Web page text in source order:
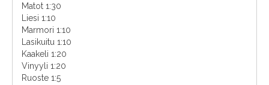
Matot 1:30
Liesi 1:10
Marmori 1:10
Lasikuitu 1:10
Kaakeli 1:20
Vinyyli 1:20
Ruoste 1:5